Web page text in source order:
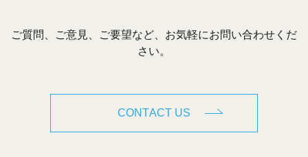
ご質問、ご意見、ご要望など、お気軽にお問い合わせくだ
さい。
CONTACT US